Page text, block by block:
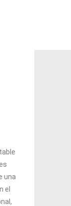
una
el